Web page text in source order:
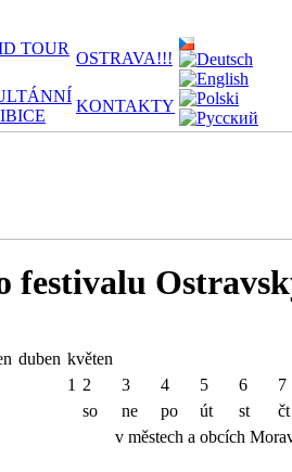
TOUR
OSTRAVA!!!
KONTAKTY
festivalu
duben květen
1 2 3 4 5 6 7
so
ne po út st čt
v městech a obcích